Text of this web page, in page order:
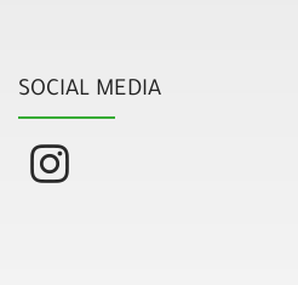
SOCIAL MEDIA